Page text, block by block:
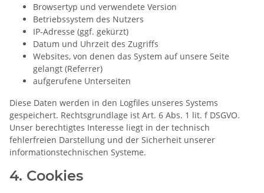
Browsertyp und verwendete Version
Betriebssystem des Nutzers
IP-Adresse (ggf. gekürzt)
Datum und Uhrzeit des Zugriffs
Websites, von denen das System auf unsere Seite
gelangt (Referrer)
aufgerufene Unterseiten
Diese Daten werden in den Logfiles unseres Systems
gespeichert. Rechtsgrundlage ist Art. 6 Abs. 1 lit. f DSGVO.
Unser berechtigtes Interesse liegt in der technisch
fehlerfreien Darstellung und der Sicherheit unserer
informationstechnischen Systeme.
4. Cookies